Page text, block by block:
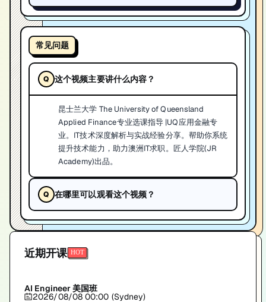
常见问题
这个视频主要讲什么内容？
昆士兰大学 The University of Queensland
Applied Finance专业选课指导 |UQ应用金融专
业。IT技术深度解析与实战经验分享。帮助你系统
提升技术能力，助力澳洲IT求职。匠人学院(JR
Academy)出品。
在哪里可以观看这个视频？
近期开课
AI Engineer 美国班
2026/08/08 00:00 (Sydney)